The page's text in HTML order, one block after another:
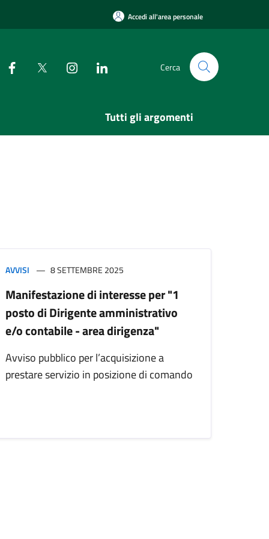
Accedi all'area personale
Cerca
Tutti gli argomenti
AVVISI 8 SETTEMBRE 2025
Manifestazione di interesse per "1
posto di Dirigente amministrativo
e/o contabile - area dirigenza"
Avviso pubblico per l’acquisizione a
prestare servizio in posizione di comando